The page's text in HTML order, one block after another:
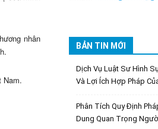
nhân
Nam.
BẢN TIN MỚI
Dịch Vụ Luật Sư Hình
Và Lợi Ích Hợp Pháp
Phân Tích Quy Định
Dung Quan Trọng